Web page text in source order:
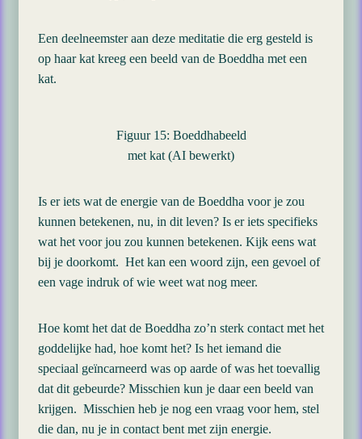
Een deelneemster aan deze meditatie die erg gesteld is
op haar kat kreeg een beeld van de Boeddha met een
kat.
Figuur 15: Boeddhabeeld
met kat (AI bewerkt)
Is er iets wat de energie van de Boeddha voor je zou
kunnen betekenen, nu, in dit leven? Is er iets specifieks
wat het voor jou zou kunnen betekenen. Kijk eens wat
bij je doorkomt. Het kan een woord zijn, een gevoel of
een vage indruk of wie weet wat nog meer.
Hoe komt het dat de Boeddha zo’n sterk contact met het
goddelijke had, hoe komt het? Is het iemand die
speciaal geïncarneerd was op aarde of was het toevallig
dat dit gebeurde? Misschien kun je daar een beeld van
krijgen. Misschien heb je nog een vraag voor hem, stel
die dan, nu je in contact bent met zijn energie.